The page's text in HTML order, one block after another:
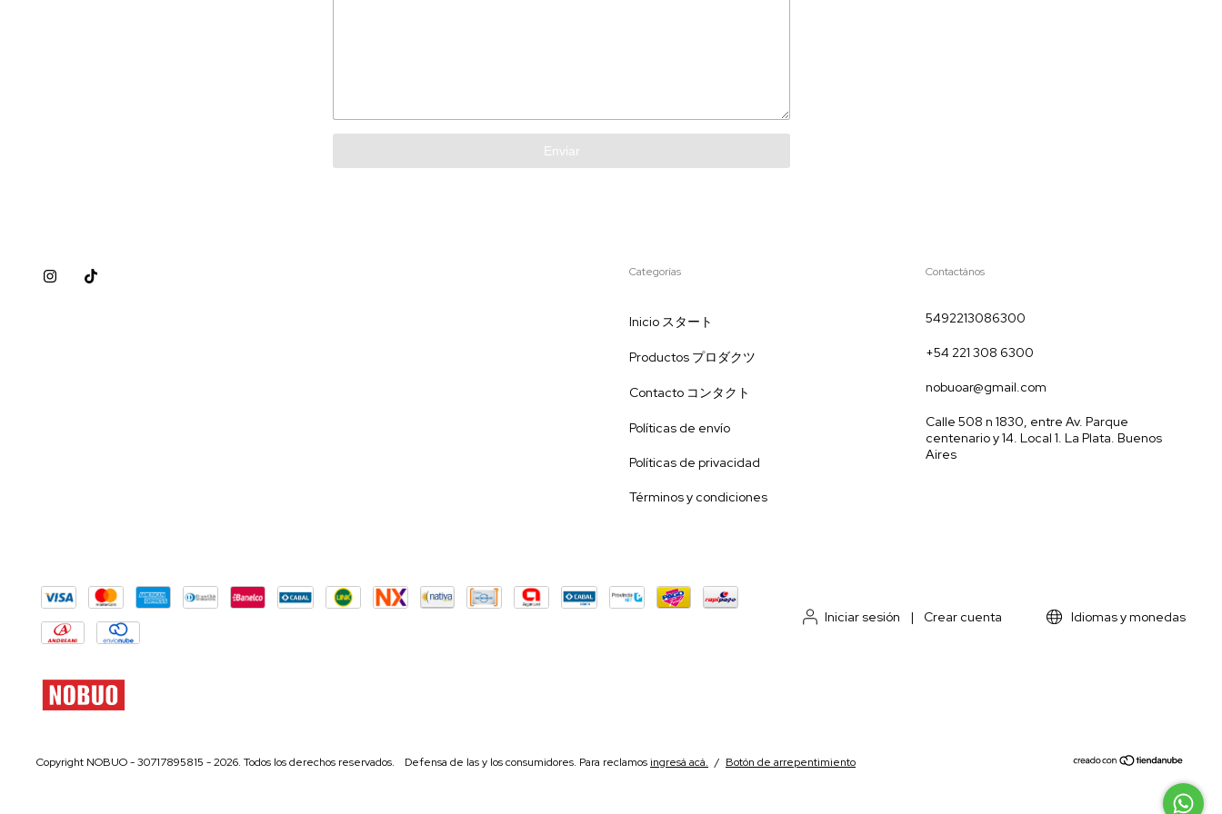
Enviar
Categorías
Inicio スタート
Productos プロダクツ
Contacto コンタクト
Políticas de envío
Políticas de privacidad
Términos y condiciones
Contactános
5492213086300
+54 221 308 6300
nobuoar@gmail.com
Calle 508 n 1830, entre Av. Parque
centenario y 14. Local 1. La Plata. Buenos
Aires
Iniciar sesión | Crear cuenta Idiomas y monedas
Copyright NOBUO - 30717895815 - 2026. Todos los derechos reservados. Defensa de las y los consumidores. Para reclamosingresá acá. / Botón de arrepentimiento